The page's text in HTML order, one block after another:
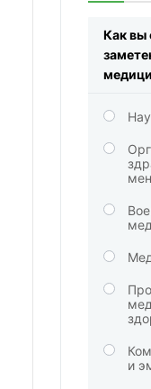
Как вы
и